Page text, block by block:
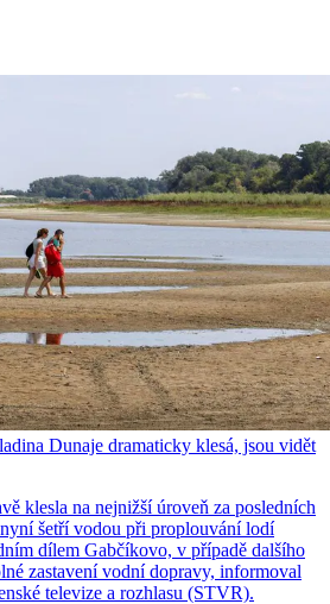
Dunaje dramaticky klesá, jsou vidět
klesla na nejnižší úroveň za posledních
šetří vodou při proplouvání lodí
dílem Gabčíkovo, v případě dalšího
zastavení vodní dopravy, informoval
televize a rozhlasu (STVR).